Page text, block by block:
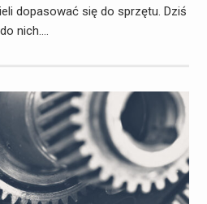
dopasować się do sprzętu. Dziś
nich.…